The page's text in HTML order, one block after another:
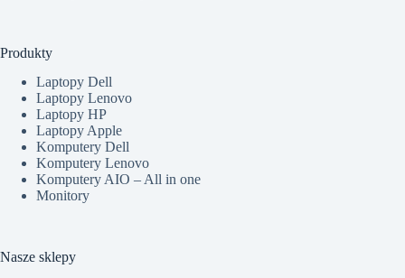
Produkty
Laptopy Dell
Laptopy Lenovo
Laptopy HP
Laptopy Apple
Komputery Dell
Komputery Lenovo
Komputery AIO – All in one
Monitory
Nasze sklepy